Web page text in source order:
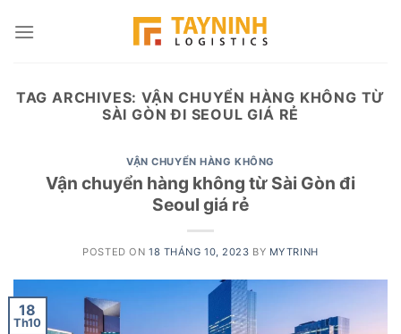
TAG ARCHIVES: VẬN CHUYỂN HÀNG KHÔNG TỪ
SÀI GÒN ĐI SEOUL GIÁ RẺ
VẬN CHUYỂN HÀNG KHÔNG
Vận chuyển hàng không từ Sài Gòn đi
Seoul giá rẻ
POSTED ON 18 THÁNG 10, 2023 BY MYTRINH
18
Th10